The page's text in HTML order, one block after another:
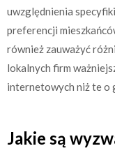
uwzględnienia
preferencji
również zauważyć
lokalnych firm
internetowych niż te o
Jakie są